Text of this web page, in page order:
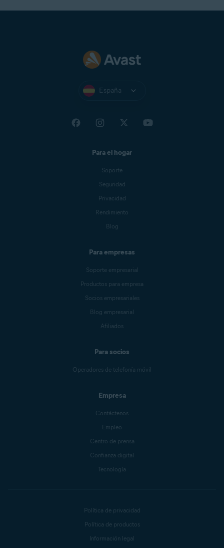
España
Para el hogar
Soporte
Seguridad
Privacidad
Rendimiento
Blog
Para empresas
Soporte empresarial
Productos para empresa
Socios empresariales
Blog empresarial
Afiliados
Para socios
Operadores de telefonía móvil
Empresa
Contáctenos
Empleo
Centro de prensa
Confianza digital
Tecnología
Política de privacidad
Política de productos
Información legal